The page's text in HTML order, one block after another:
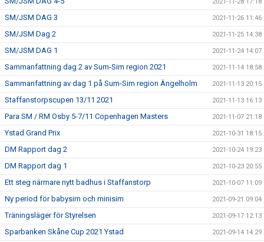
SM/JSM DAG 3 2021-11-26 11:46
SM/JSM Dag 2 2021-11-25 14:38
SM/JSM DAG 1 2021-11-24 14:07
Sammanfattning dag 2 av Sum-Sim region 2021 2021-11-14 18:58
Sammanfattning av dag 1 på Sum-Sim region Ängelholm 2021-11-13 20:15
Staffanstorpscupen 13/11 2021 2021-11-13 16:13
Para SM / RM Osby 5-7/11 Copenhagen Masters 2021-11-07 21:18
Ystad Grand Prix 2021-10-31 18:15
DM Rapport dag 2 2021-10-24 19:23
DM Rapport dag 1 2021-10-23 20:55
Ett steg närmare nytt badhus i Staffanstorp 2021-10-07 11:09
Ny period för babysim och minisim 2021-09-21 09:04
Träningsläger för Styrelsen 2021-09-17 12:13
Sparbanken Skåne Cup 2021 Ystad 2021-09-14 14:29